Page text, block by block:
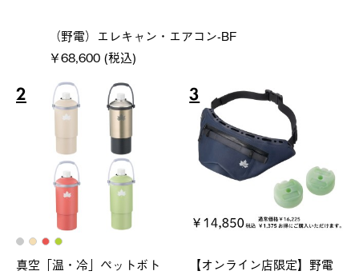
（野電）エレキャン・エアコン-BF
￥68,600 (税込)
2
真空「温・冷」ペットボト
3
【オンライン店限定】野電